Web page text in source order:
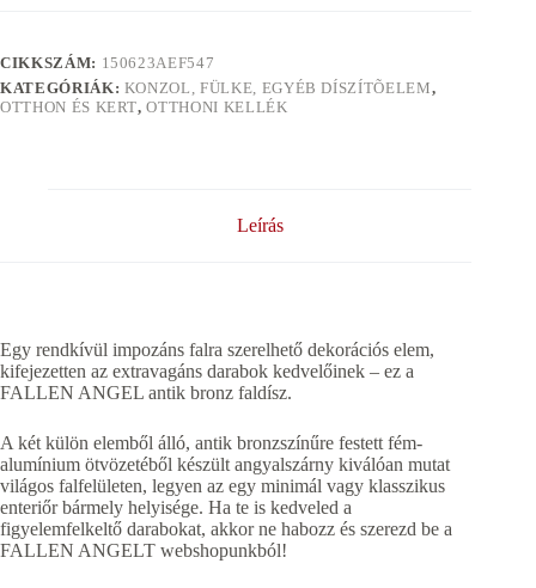
CIKKSZÁM: 150623AEF547
KATEGÓRIÁK: KONZOL, FÜLKE, EGYÉB DÍSZÍTÕELEM,
OTTHON ÉS KERT,OTTHONI KELLÉK
Leírás
Egy rendkívül impozáns falra szerelhető dekorációs elem,
kifejezetten az extravagáns darabok kedvelőinek – ez a
FALLEN ANGEL antik bronz faldísz.
A két külön elemből álló, antik bronzszínűre festett fém-
alumínium ötvözetéből készült angyalszárny kiválóan mutat
világos falfelületen, legyen az egy minimál vagy klasszikus
enteriőr bármely helyisége. Ha te is kedveled a
figyelemfelkeltő darabokat, akkor ne habozz és szerezd be a
FALLEN ANGELT webshopunkból!